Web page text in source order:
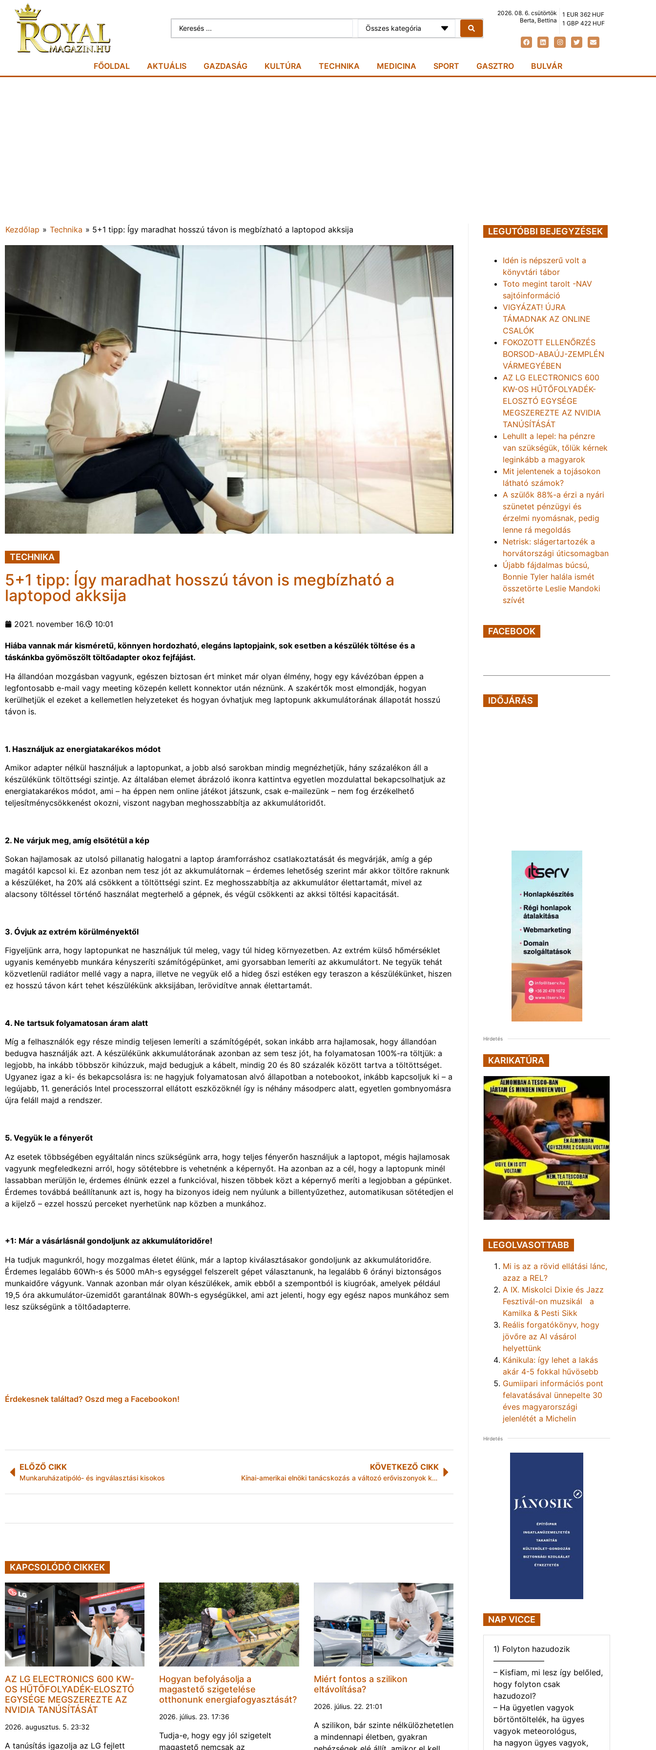
Összes kategória
2026. 08. 6. csütörtök
Berta, Bettina
1 EUR 362 HUF
1 GBP 422 HUF
FŐOLDAL AKTUÁLIS GAZDASÁG KULTÚRA TECHNIKA MEDICINA SPORT GASZTRO BULVÁR
Kezdőlap » Technika » 5+1 tipp: Így maradhat hosszú távon is megbízható a laptopod akksija
TECHNIKA
5+1 tipp: Így maradhat hosszú távon is megbízható a
laptopod akksija
2021. november 16. 10:01
Hiába vannak már kisméretű, könnyen hordozható, elegáns laptopjaink, sok esetben a készülék töltése és a
táskánkba gyömöszölt töltőadapter okoz fejfájást.
Ha állandóan mozgásban vagyunk, egészen biztosan ért minket már olyan élmény, hogy egy kávézóban éppen a
legfontosabb e-mail vagy meeting közepén kellett konnektor után néznünk. A szakértők most elmondják, hogyan
kerülhetjük el ezeket a kellemetlen helyzeteket és hogyan óvhatjuk meg laptopunk akkumulátorának állapotát hosszú
távon is.
1. Használjuk az energiatakarékos módot
Amikor adapter nélkül használjuk a laptopunkat, a jobb alsó sarokban mindig megnézhetjük, hány százalékon áll a
készülékünk töltöttségi szintje. Az általában elemet ábrázoló ikonra kattintva egyetlen mozdulattal bekapcsolhatjuk az
energiatakarékos módot, ami – ha éppen nem online játékot játszunk, csak e-mailezünk – nem fog érzékelhető
teljesítménycsökkenést okozni, viszont nagyban meghosszabbítja az akkumulátoridőt.
2. Ne várjuk meg, amíg elsötétül a kép
Sokan hajlamosak az utolsó pillanatig halogatni a laptop áramforráshoz csatlakoztatását és megvárják, amíg a gép
magától kapcsol ki. Ez azonban nem tesz jót az akkumulátornak – érdemes lehetőség szerint már akkor töltőre raknunk
a készüléket, ha 20% alá csökkent a töltöttségi szint. Ez meghosszabbítja az akkumulátor élettartamát, mivel az
alacsony töltéssel történő használat megterhelő a gépnek, és végül csökkenti az akksi töltési kapacitását.
3. Óvjuk az extrém körülményektől
Figyeljünk arra, hogy laptopunkat ne használjuk túl meleg, vagy túl hideg környezetben. Az extrém külső hőmérséklet
ugyanis keményebb munkára kényszeríti számítógépünket, ami gyorsabban lemeríti az akkumulátort. Ne tegyük tehát
közvetlenül radiátor mellé vagy a napra, illetve ne vegyük elő a hideg őszi estéken egy teraszon a készülékünket, hiszen
ez hosszú távon kárt tehet készülékünk akksijában, lerövidítve annak élettartamát.
4. Ne tartsuk folyamatosan áram alatt
Míg a felhasználók egy része mindig teljesen lemeríti a számítógépét, sokan inkább arra hajlamosak, hogy állandóan
bedugva használják azt. A készülékünk akkumulátorának azonban az sem tesz jót, ha folyamatosan 100%-ra töltjük: a
legjobb, ha inkább többször kihúzzuk, majd bedugjuk a kábelt, mindig 20 és 80 százalék között tartva a töltöttséget.
Ugyanez igaz a ki- és bekapcsolásra is: ne hagyjuk folyamatosan alvó állapotban a notebookot, inkább kapcsoljuk ki – a
legújabb, 11. generációs Intel processzorral ellátott eszközöknél így is néhány másodperc alatt, egyetlen gombnyomásra
újra feláll majd a rendszer.
5. Vegyük le a fényerőt
Az esetek többségében egyáltalán nincs szükségünk arra, hogy teljes fényerőn használjuk a laptopot, mégis hajlamosak
vagyunk megfeledkezni arról, hogy sötétebbre is vehetnénk a képernyőt. Ha azonban az a cél, hogy a laptopunk minél
lassabban merüljön le, érdemes élnünk ezzel a funkcióval, hiszen többek közt a képernyő meríti a legjobban a gépünket.
Érdemes továbbá beállítanunk azt is, hogy ha bizonyos ideig nem nyúlunk a billentyűzethez, automatikusan sötétedjen el
a kijelző – ezzel hosszú perceket nyerhetünk nap közben a munkához.
+1: Már a vásárlásnál gondoljunk az akkumulátoridőre!
Ha tudjuk magunkról, hogy mozgalmas életet élünk, már a laptop kiválasztásakor gondoljunk az akkumulátoridőre.
Érdemes legalább 60Wh-s és 5000 mAh-s egységgel felszerelt gépet választanunk, ha legalább 6 órányi biztonságos
munkaidőre vágyunk. Vannak azonban már olyan készülékek, amik ebből a szempontból is kiugróak, amelyek például
19,5 óra akkumulátor-üzemidőt garantálnak 80Wh-s egységükkel, ami azt jelenti, hogy egy egész napos munkához sem
lesz szükségünk a töltőadapterre.
Érdekesnek találtad? Oszd meg a Facebookon!
ELŐZŐ CIKK
Munkaruházatipóló- és ingválasztási kisokos
KÖVETKEZŐ CIKK
Kínai-amerikai elnöki tanácskozás a változó erőviszonyok közepette
KAPCSOLÓDÓ CIKKEK
AZ LG ELECTRONICS 600 KW-
OS HŰTŐFOLYADÉK-ELOSZTÓ
EGYSÉGE MEGSZEREZTE AZ
NVIDIA TANÚSÍTÁSÁT
2026. augusztus. 5. 23:32
A tanúsítás igazolja az LG fejlett
Hogyan befolyásolja a
magastető szigetelése
otthonunk energiafogyasztását?
2026. július. 23. 17:36
Tudja-e, hogy egy jól szigetelt
magastető nemcsak az
Miért fontos a szilikon
eltávolítása?
2026. július. 22. 21:01
A szilikon, bár szinte nélkülözhetetlen
a mindennapi életben, gyakran
LEGUTÓBBI BEJEGYZÉSEK
Idén is népszerű volt a
könyvtári tábor
Toto megint tarolt -NAV
sajtóinformáció
VIGYÁZAT! ÚJRA
TÁMADNAK AZ ONLINE
CSALÓK
FOKOZOTT ELLENŐRZÉS
BORSOD-ABAÚJ-ZEMPLÉN
VÁRMEGYÉBEN
AZ LG ELECTRONICS 600
KW-OS HŰTŐFOLYADÉK-
ELOSZTÓ EGYSÉGE
MEGSZEREZTE AZ NVIDIA
TANÚSÍTÁSÁT
Lehullt a lepel: ha pénzre
van szükségük, tőlük kérnek
leginkább a magyarok
Mit jelentenek a tojásokon
látható számok?
A szülők 88%-a érzi a nyári
szünetet pénzügyi és
érzelmi nyomásnak, pedig
lenne rá megoldás
Netrisk: slágertartozék a
horvátországi úticsomagban
Újabb fájdalmas búcsú,
Bonnie Tyler halála ismét
összetörte Leslie Mandoki
szívét
FACEBOOK
IDŐJÁRÁS
Hirdetés
KARIKATÚRA
LEGOLVASOTTABB
Mi is az a rövid ellátási lánc,
azaz a REL?
A IX. Miskolci Dixie és Jazz
Fesztivál-on muzsikál a
Kamilka & Pesti Sikk
Reális forgatókönyv, hogy
jövőre az AI vásárol
helyettünk
Kánikula: így lehet a lakás
akár 4-5 fokkal hűvösebb
Gumiipari információs pont
felavatásával ünnepelte 30
éves magyarországi
jelenlétét a Michelin
Hirdetés
NAP VICCE
1) Folyton hazudozik
——————–
– Kisfiam, mi lesz így belőled,
hogy folyton csak
hazudozol?
– Ha ügyetlen vagyok
börtöntöltelék, ha ügyes
vagyok meteorológus,
ha nagyon ügyes vagyok,